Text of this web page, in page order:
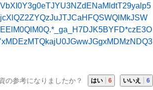
の参考になりましたか？ はい 6 いいえ 6